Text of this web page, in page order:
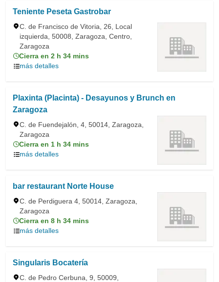
Teniente Peseta Gastrobar
C. de Francisco de Vitoria, 26, Local
izquierda, 50008, Zaragoza, Centro,
Zaragoza
Cierra en 2 h 34 mins
más detalles
Plaxinta (Placinta) - Desayunos y Brunch en
Zaragoza
C. de Fuendejalón, 4, 50014, Zaragoza,
Zaragoza
Cierra en 1 h 34 mins
más detalles
bar restaurant Norte House
C. de Perdiguera 4, 50014, Zaragoza,
Zaragoza
Cierra en 8 h 34 mins
más detalles
Singularis Bocatería
C. de Pedro Cerbuna, 9, 50009,